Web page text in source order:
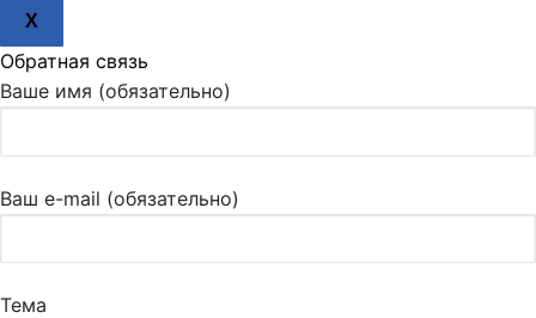
X
Обратная связь
Ваше имя (обязательно)
Ваш e-mail (обязательно)
Тема